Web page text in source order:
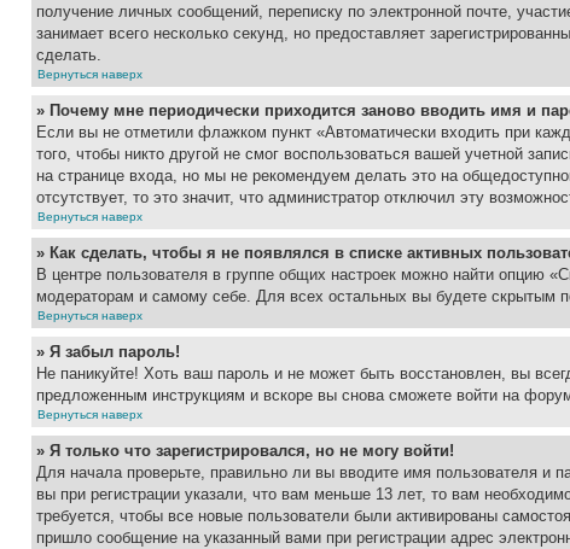
получение личных сообщений, переписку по электронной почте,
занимает всего несколько секунд, но предоставляет
сделать.
Вернуться наверх
» Почему мне периодически приходится заново вводить имя и
Если вы не отметили флажком пункт «Автоматически входить при
того, чтобы никто другой не смог воспользоваться вашей учетной
на странице входа, но мы не рекомендуем делать это на
отсутствует, то это значит, что администратор отключил эту
Вернуться наверх
» Как сделать, чтобы я не появлялся в списке активных
В центре пользователя в группе общих настроек можно найти опцию
модераторам и самому себе. Для всех остальных вы будете скрытым
Вернуться наверх
» Я забыл пароль!
Не паникуйте! Хоть ваш пароль и не может быть восстановлен, вы
предложенным инструкциям и вскоре вы снова сможете войти на
Вернуться наверх
» Я только что зарегистрировался, но не могу войти!
Для начала проверьте, правильно ли вы вводите имя пользователя
вы при регистрации указали, что вам меньше 13 лет, то вам
требуется, чтобы все новые пользователи были активированы
пришло сообщение на указанный вами при регистрации адрес